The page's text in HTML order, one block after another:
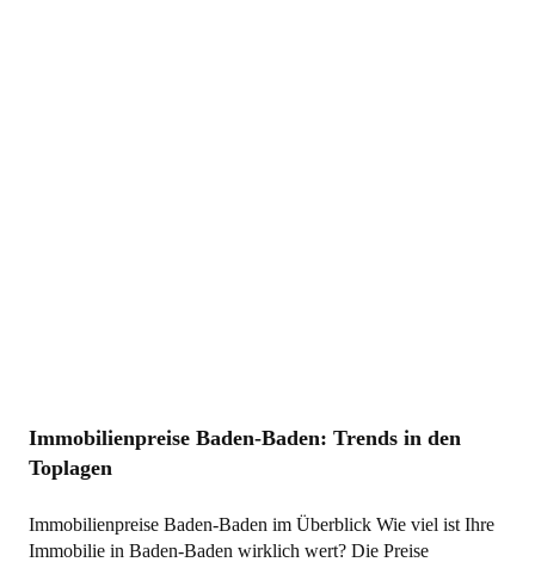
Immobilienpreise Baden-Baden: Trends in den
Toplagen
Immobilienpreise Baden-Baden im Überblick Wie viel ist Ihre
Immobilie in Baden-Baden wirklich wert? Die Preise